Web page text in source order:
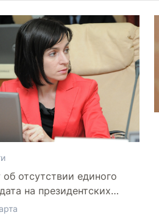
об отсутствии единого
на президентских
Не будем паниковать